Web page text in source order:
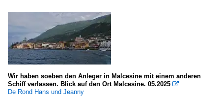
Wir haben soeben den Anleger in Malcesine mit einem anderen
Schiff verlassen. Blick auf den Ort Malcesine. 05.2025 
De Rond Hans und Jeanny